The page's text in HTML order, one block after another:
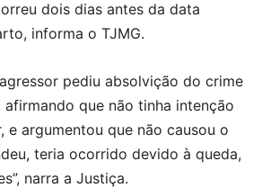
dois dias antes da data
informa o TJMG.
pediu absolvição do crime
que não tinha intenção
e argumentou que não causou o
teria ocorrido devido à queda,
narra a Justiça.